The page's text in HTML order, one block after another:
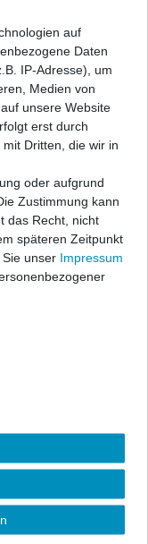
und
kann zwischen
gewählt werden.
Endrohre ist eine
des
in den
gewünschten
angeschweißt.
ist hier eine
auf
Daten
IP-Adresse), um
Medien von
unsere Website
erst durch
Dritten, die wir in
oder aufgrund
Zustimmung kann
das Recht, nicht
späteren Zeitpunkt
unser Impressum